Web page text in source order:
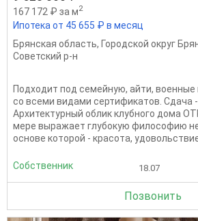
167 172 ₽ за м2
Ипотека от 45 655 ₽ в месяц
Брянская область, Городской округ
Советский р-н
Подходит под семейную, айти, военные
со всеми видами сертификатов. Сдача -
Архитектурный облик клубного дома
мере выражает глубокую философию
основе которой - красота,
Собственник 18.07
Позвонить